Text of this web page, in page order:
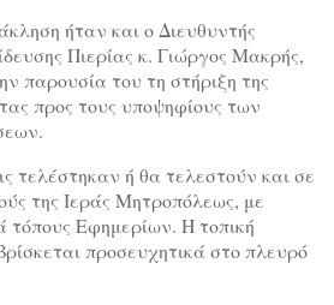
ήταν και ο Διευθυντής
Πιερίας κ. Γιώργος Μακρής,
παρουσία του τη στήριξη της
προς τους υποψηφίους των
τελέστηκαν ή θα τελεστούν και σε
της Ιεράς Μητροπόλεως, με
Εφημερίων. Η τοπική
προσευχητικά στο πλευρό